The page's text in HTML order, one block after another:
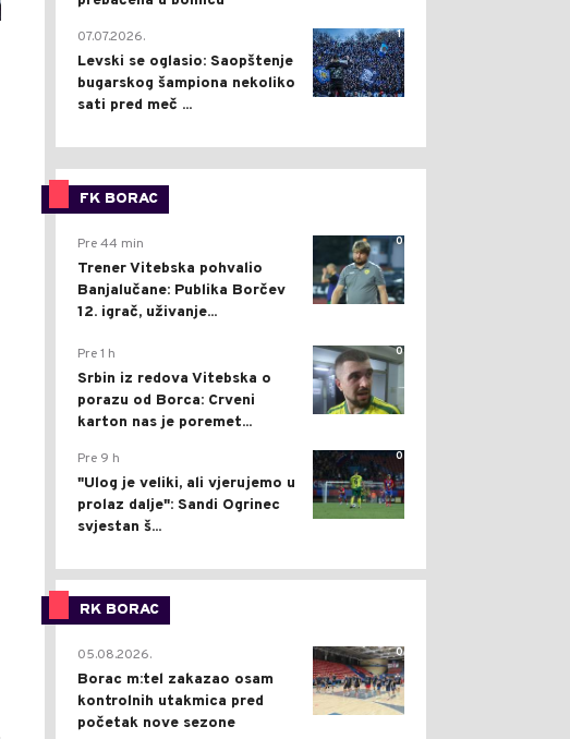
1
07.07.2026.
Levski se oglasio: Saopštenje
bugarskog šampiona nekoliko
sati pred meč ...
FK BORAC
0
Pre 44 min
Trener Vitebska pohvalio
Banjalučane: Publika Borčev
12. igrač, uživanje...
0
Pre 1 h
Srbin iz redova Vitebska o
porazu od Borca: Crveni
karton nas je poremet...
0
Pre 9 h
"Ulog je veliki, ali vjerujemo u
prolaz dalje": Sandi Ogrinec
svjestan š...
RK BORAC
0
05.08.2026.
Borac m:tel zakazao osam
kontrolnih utakmica pred
početak nove sezone